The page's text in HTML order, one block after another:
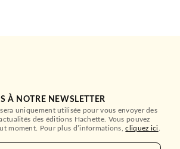
À NOTRE NEWSLETTER
uniquement utilisée pour vous envoyer des
des éditions Hachette. Vous pouvez
moment. Pour plus d’informations,cliquez ici